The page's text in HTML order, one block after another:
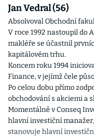
Jan Vedral (56)
Absolvoval Obchodní
V roce 1992 nastoupil do
makléře se účastnil
kapitálovém trhu.
Koncem roku 1994
Finance, v jejímž čele
Po celou dobu přímo
obchodování s akciemi a
Momentálně v Conseq
hlavní investiční
stanovuje hlavní